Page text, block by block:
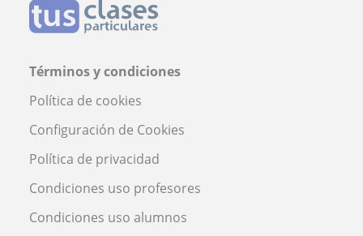
Términos y condiciones
Política de cookies
Configuración de Cookies
Política de privacidad
Condiciones uso profesores
Condiciones uso alumnos